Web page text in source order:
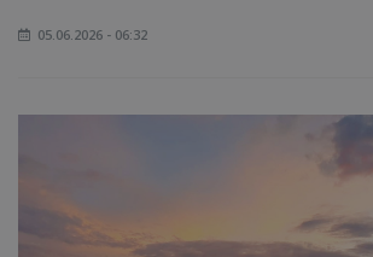
05.06.2026 - 06:32